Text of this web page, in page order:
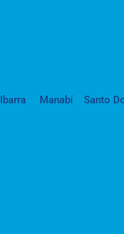
Ibarra Manabí Santo